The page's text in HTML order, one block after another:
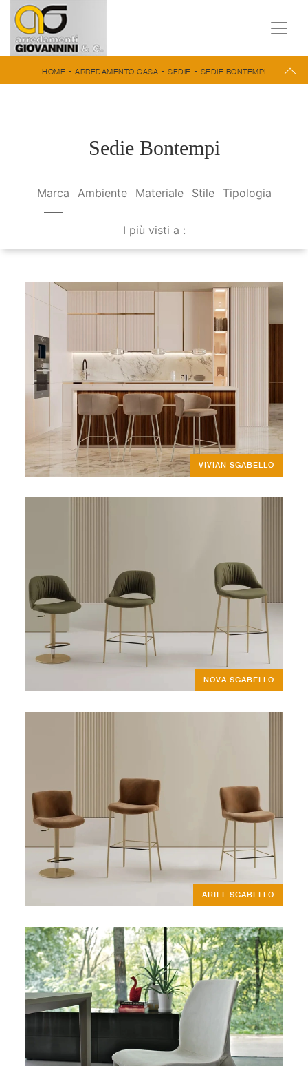
HOME -ARREDAMENTO CASA -SEDIE - SEDIE BONTEMPI
Sedie Bontempi
Marca Ambiente Materiale Stile Tipologia
I più visti a :
VIVIAN SGABELLO
NOVA SGABELLO
ARIEL SGABELLO